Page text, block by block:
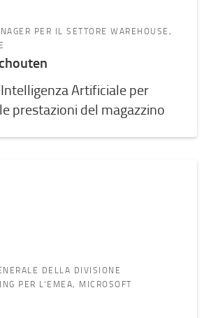
PER IL SETTORE WAREHOUSE,
Artificiale per
prestazioni del magazzino
DELLA DIVISIONE
PER L’EMEA, MICROSOFT